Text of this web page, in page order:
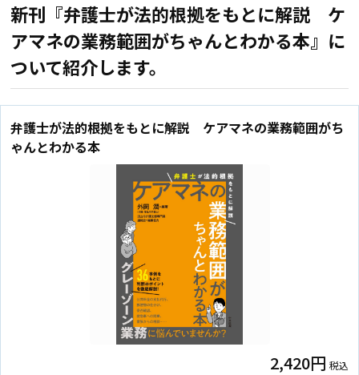
新刊 『弁護士が法的根拠をもとに解説 ケ
アマネの業務範囲がちゃんとわかる本』 に
ついて紹介します。
弁護士が法的根拠をもとに解説 ケアマネの業務範囲がち
ゃんとわかる本
2,420円 税込